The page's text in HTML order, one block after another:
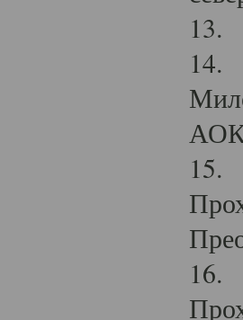
13.
14.
15.
16.